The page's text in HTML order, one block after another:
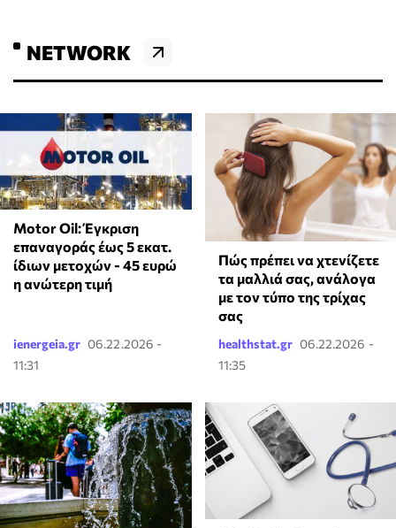
NETWORK
Motor Oil: Έγκριση
επαναγοράς έως 5 εκατ.
ίδιων μετοχών - 45 ευρώ
η ανώτερη τιμή
ienergeia.gr 06.22.2026 -
11:31
Πώς πρέπει να χτενίζετε
τα μαλλιά σας, ανάλογα
με τον τύπο της τρίχας
σας
healthstat.gr 06.22.2026 -
11:35